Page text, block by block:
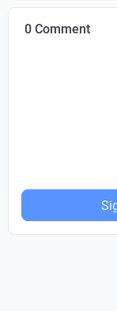
0 Comment